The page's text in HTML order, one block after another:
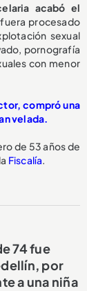
acabó el
procesado
sexual
pornografía
con menor
compró una
velada.
de 53 años de
Fiscalía.
74 fue
por
a una niña